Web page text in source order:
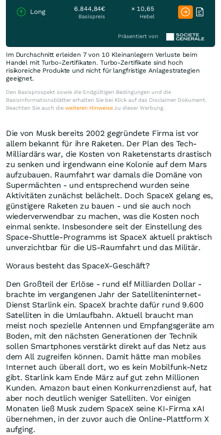
Long 6.844,84€
Basispreis
× 10,65
Hebel
Präsentiert von
Im Durchschnitt erleiden 7 von 10 Kleinanlegern Verluste beim
Handel mit Turbo-Zertifikaten. Turbo-Zertifikate sind hoch
risikoreiche Produkte und nicht für langfristige Anlagestrategien
geeignet.
Den Basisprospekt sowie die Endgültigen Bedingungen und die
Basisinformationsblätter erhalten Sie bei Klick auf das Disclaimer Dokument.
Beachten Sie auch die weiteren Hinweise zu dieser Werbung.
Die von Musk bereits 2002 gegründete Firma ist vor
allem bekannt für ihre Raketen. Der Plan des Tech-
Milliardärs war, die Kosten von Raketenstarts drastisch
zu senken und irgendwann eine Kolonie auf dem Mars
aufzubauen. Raumfahrt war damals die Domäne von
Supermächten - und entsprechend wurden seine
Aktivitäten zunächst belächelt. Doch SpaceX gelang es,
günstigere Raketen zu bauen - und sie auch noch
wiederverwendbar zu machen, was die Kosten noch
einmal senkte. Insbesondere seit der Einstellung des
Space-Shuttle-Programms ist SpaceX aktuell praktisch
unverzichtbar für die US-Raumfahrt und das Militär.
Woraus besteht das SpaceX-Geschäft?
Den Großteil der Erlöse - rund elf Milliarden Dollar -
brachte im vergangenen Jahr der Satelliteninternet-
Dienst Starlink ein. SpaceX brachte dafür rund 9.600
Satelliten in die Umlaufbahn. Aktuell braucht man
meist noch spezielle Antennen und Empfangsgeräte am
Boden, mit den nächsten Generationen der Technik
sollen Smartphones verstärkt direkt auf das Netz aus
dem All zugreifen können. Damit hätte man mobiles
Internet auch überall dort, wo es kein Mobilfunk-Netz
gibt. Starlink kam Ende März auf gut zehn Millionen
Kunden. Amazon baut einen Konkurrenzdienst auf, hat
aber noch deutlich weniger Satelliten. Vor einigen
Monaten ließ Musk zudem SpaceX seine KI-Firma xAI
übernehmen, in der zuvor auch die Online-Plattform X
aufging.